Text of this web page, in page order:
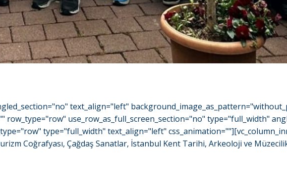
text_align="left"
use_row_as_full_screen_section="no" type="full_width"
type="full_width" text_align="left"
Coğrafyası, Çağdaş Sanatlar, İstanbul Kent Tarihi, Arkeoloji ve